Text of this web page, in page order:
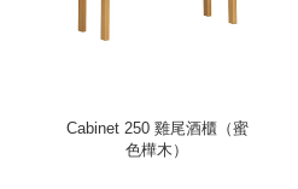
Cabinet 250 雞尾酒櫃（蜜
色樺木）